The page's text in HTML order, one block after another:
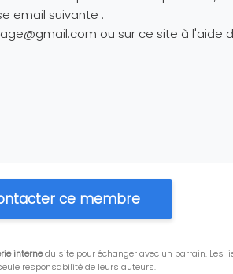
email suivante :
ou sur ce site à l'aide
ce membre
internedu site pour échanger avec un parrain. Les
responsabilité de leurs auteurs.